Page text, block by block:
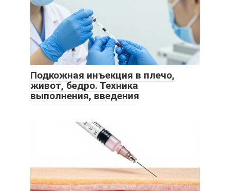
Подкожная инъекция в плечо,
живот, бедро. Техника
выполнения, введения